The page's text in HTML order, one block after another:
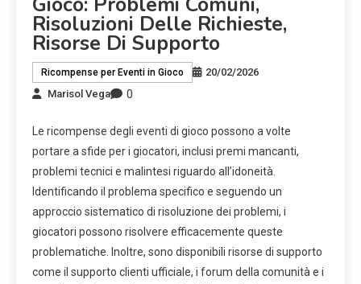
Risoluzioni Delle Richieste,
Risorse Di Supporto
Ricompense per Eventi in Gioco
20/02/2026
Marisol Vega
0
Le ricompense degli eventi di gioco possono a volte
portare a sfide per i giocatori, inclusi premi mancanti,
problemi tecnici e malintesi riguardo all’idoneità.
Identificando il problema specifico e seguendo un
approccio sistematico di risoluzione dei problemi, i
giocatori possono risolvere efficacemente queste
problematiche. Inoltre, sono disponibili risorse di supporto
come il supporto clienti ufficiale, i forum della comunità e i